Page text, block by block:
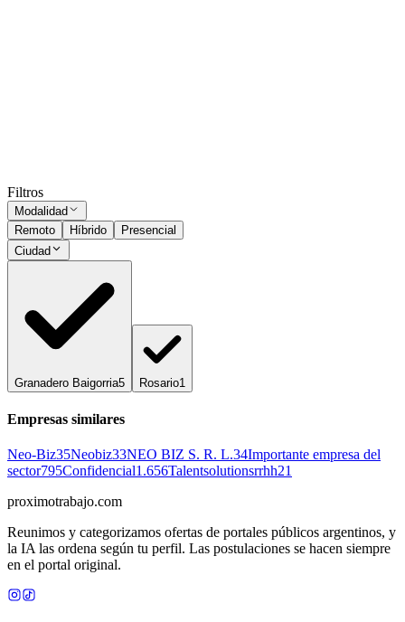
Filtros
Modalidad
Remoto
Híbrido
Presencial
Ciudad
Granadero Baigorria5 Rosario1
Empresas similares
Neo-Biz35Neobiz33NEO BIZ S. R. L.34Importante empresa del
sector795Confidencial1.656Talentsolutionsrrhh21
proximotrabajo.com
Reunimos y categorizamos ofertas de portales públicos argentinos, y
la IA las ordena según tu perfil. Las postulaciones se hacen siempre
en el portal original.